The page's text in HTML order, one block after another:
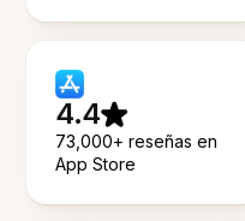
4.4
73,000+ reseñas en
App Store